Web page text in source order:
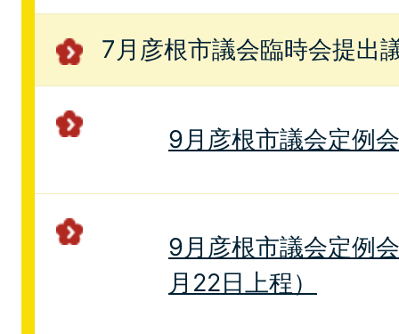
7月彦根市議会臨時会提出
9月彦根市議会定例
9月彦根市議会定例
月22日上程）